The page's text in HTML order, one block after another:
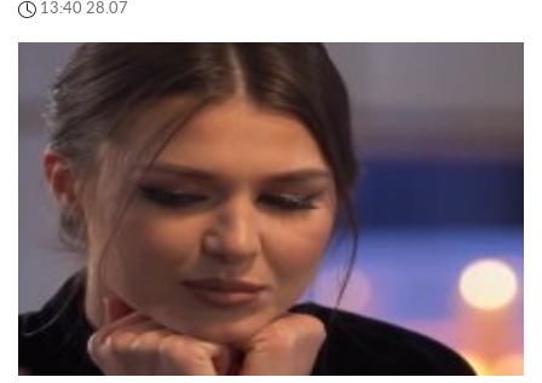
13:40 28.07